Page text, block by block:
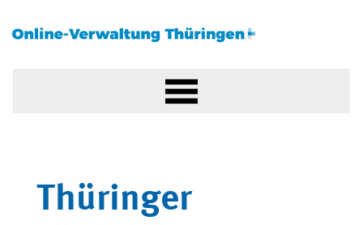
Thüringer